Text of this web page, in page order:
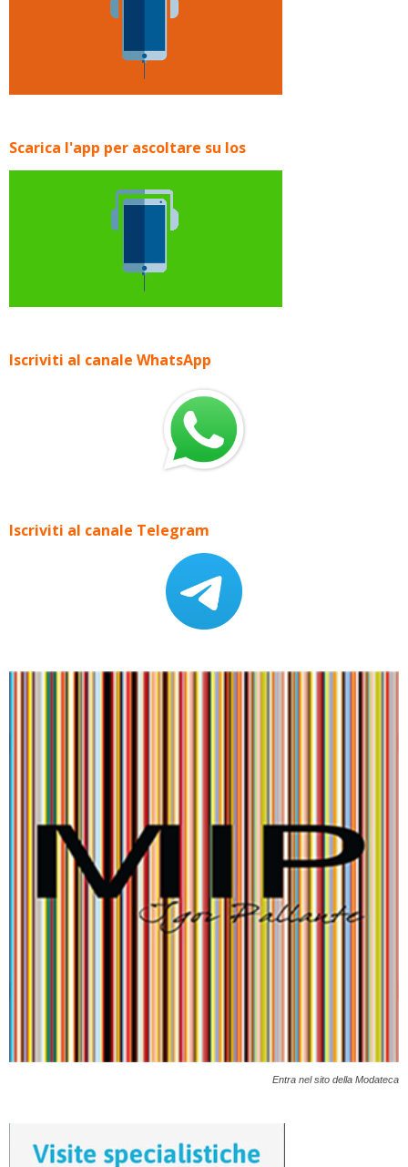
Scarica l'app per ascoltare su Ios
Iscriviti al canale WhatsApp
Iscriviti al canale Telegram
Entra nel sito della Modateca